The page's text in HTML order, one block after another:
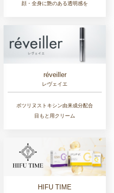
顔・全身に艶のある透明感を
réveiller
レヴェイエ
ボツリヌストキシン由来成分配合
目もと用クリーム
HIFU TIME